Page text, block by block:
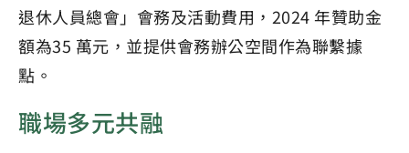
退休人員總會」會務及活動費用，2024 年贊助金
額為35 萬元，並提供會務辦公空間作為聯繫據
點。
職場多元共融